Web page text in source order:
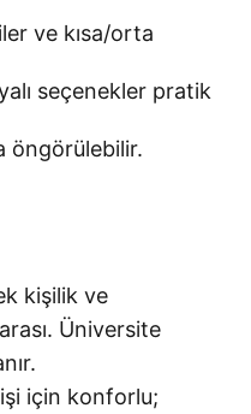
ve kısa/orta
seçenekler pratik
öngörülebilir.
kişilik ve
Üniversite
için konforlu;